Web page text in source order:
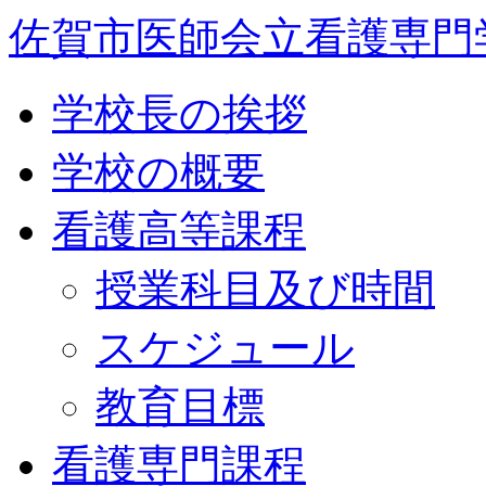
佐賀市医師会立看護専門
学校長の挨拶
学校の概要
看護高等課程
授業科目及び時間
スケジュール
教育目標
看護専門課程